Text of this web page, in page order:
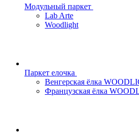
Модульный паркет
Lab Arte
Woodlight
Паркет елочка
Венгерская ёлка
Французская ёлка